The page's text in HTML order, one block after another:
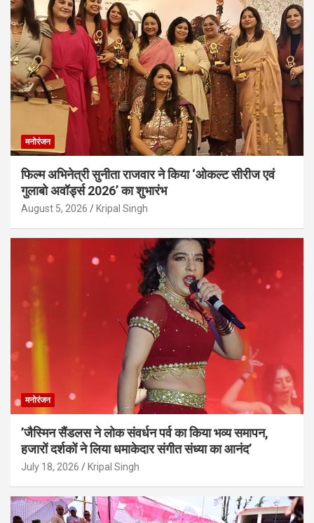
मनोरंजन
फिल्म अभिनेत्री सुनीता राजवार ने किया ‘ओकल्ट सीरीज एवं
गुलाबो अवॉर्ड्स 2026’ का शुभारंभ
August 5, 2026 Kripal Singh
मनोरंजन
’जैस्मिन सैंडलस ने लोक संवर्धन पर्व का किया भव्य समापन,
हजारों दर्शकों ने लिया धमाकेदार संगीत संध्या का आनंद’
July 18, 2026 Kripal Singh